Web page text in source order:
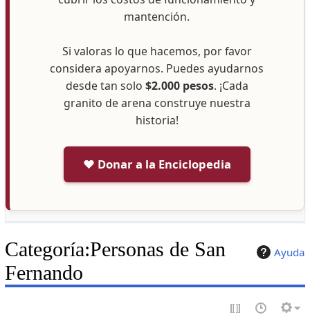
mantención.
Si valoras lo que hacemos, por favor
considera apoyarnos. Puedes ayudarnos
desde tan solo $2.000 pesos. ¡Cada
granito de arena construye nuestra
historia!
❤️ Donar a la Enciclopedia
Ayuda
Categoría:Personas de San
Fernando